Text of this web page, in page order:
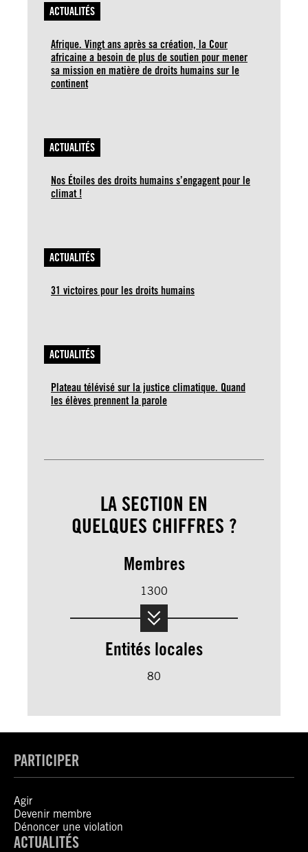
ACTUALITÉS
Afrique. Vingt ans après sa création, la Cour
africaine a besoin de plus de soutien pour mener
sa mission en matière de droits humains sur le
continent
ACTUALITÉS
Nos Étoiles des droits humains s’engagent pour le
climat !
ACTUALITÉS
31 victoires pour les droits humains
ACTUALITÉS
Plateau télévisé sur la justice climatique. Quand
les élèves prennent la parole
LA SECTION EN
QUELQUES CHIFFRES ?
Membres
1300
Entités locales
80
PARTICIPER
Agir
Devenir membre
Dénoncer une violation
ACTUALITÉS